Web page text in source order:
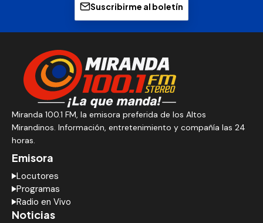
Suscribirme al boletín
Miranda 100.1 FM, la emisora preferida de los Altos
Mirandinos. Información, entretenimiento y compañía las 24
horas.
Emisora
Locutores
Programas
Radio en Vivo
Noticias